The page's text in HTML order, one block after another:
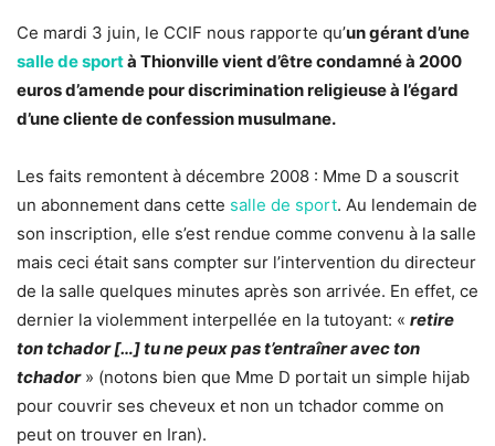
Ce mardi 3 juin, le CCIF nous rapporte qu’un gérant d’une
salle de sportà Thionville vient d’être condamné à 2000
euros d’amende pour discrimination religieuse à l’égard
d’une cliente de confession musulmane.
Les faits remontent à décembre 2008 : Mme D a souscrit
un abonnement dans cette salle de sport. Au lendemain de
son inscription, elle s’est rendue comme convenu à la salle
mais ceci était sans compter sur l’intervention du directeur
de la salle quelques minutes après son arrivée. En effet, ce
dernier la violemment interpellée en la tutoyant: « retire
ton tchador […] tu ne peux pas t’entraîner avec ton
tchador » (notons bien que Mme D portait un simple hijab
pour couvrir ses cheveux et non un tchador comme on
peut on trouver en Iran).